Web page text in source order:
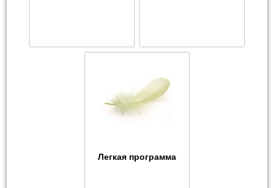
Легкая программа